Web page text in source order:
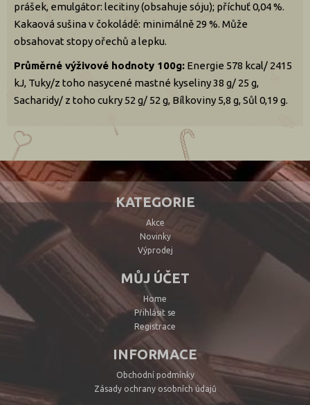
prášek, emulgátor: lecitiny (obsahuje sóju); příchuť 0,04 %.
Kakaová sušina v čokoládě: minimálně 29 %. Může
obsahovat stopy ořechů a lepku.
Průměrné výživové hodnoty 100g: Energie 578 kcal/ 2415
kJ, Tuky/z toho nasycené mastné kyseliny 38 g/ 25 g,
Sacharidy/ z toho cukry 52 g/ 52 g, Bílkoviny 5,8 g, Sůl 0,19 g.
KATEGORIE
Akce
Novinky
Výprodej
MŮJ ÚČET
Home
Přihlásit se
Registrace
INFORMACE
Obchodní podmínky
Zásady ochrany osobních údajů